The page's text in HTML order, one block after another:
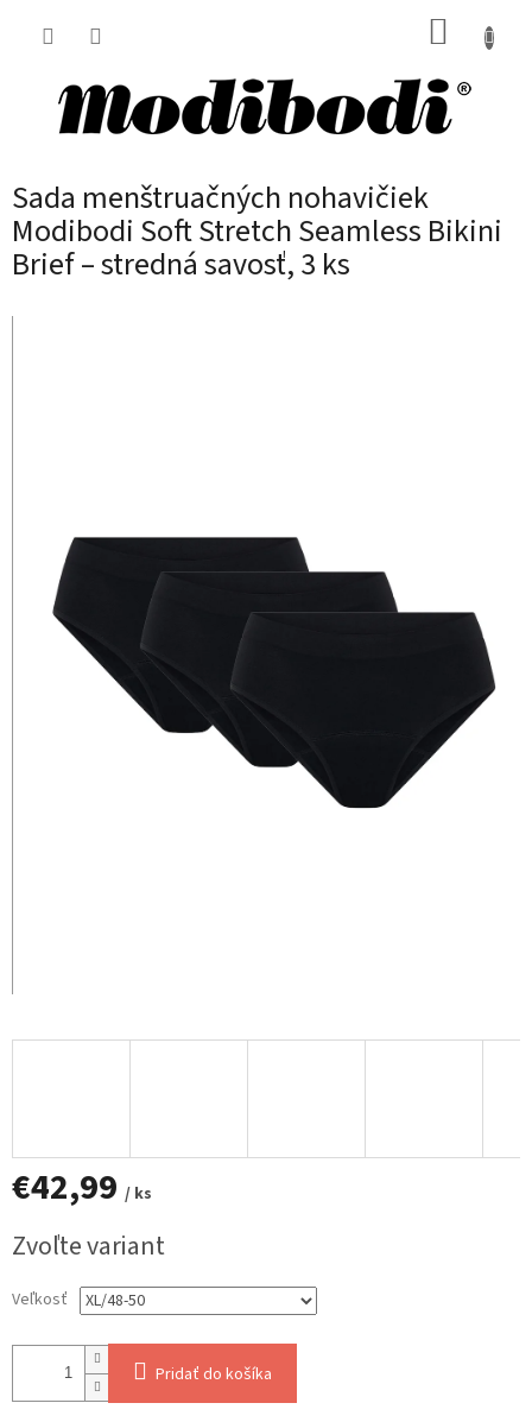
Sada menštruačných nohavičiek
Modibodi Soft Stretch Seamless Bikini
Brief – stredná savosť, 3 ks
€42,99 / ks
cena:
Zvoľte variant
Veľkosť
Pridať do košíka